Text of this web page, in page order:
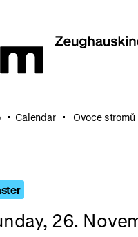
Calendar Ovoce
26.